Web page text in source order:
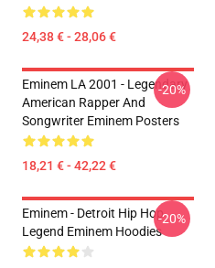
24,38 € - 28,06 €
Eminem LA 2001 - Legendary
American Rapper And
Songwriter Eminem Posters
18,21 € - 42,22 €
-20%
Eminem - Detroit Hip Hop
Legend Eminem Hoodies
-20%